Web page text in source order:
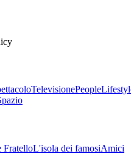
TelevisionePeople
FratelloL'isola dei famosiAmici